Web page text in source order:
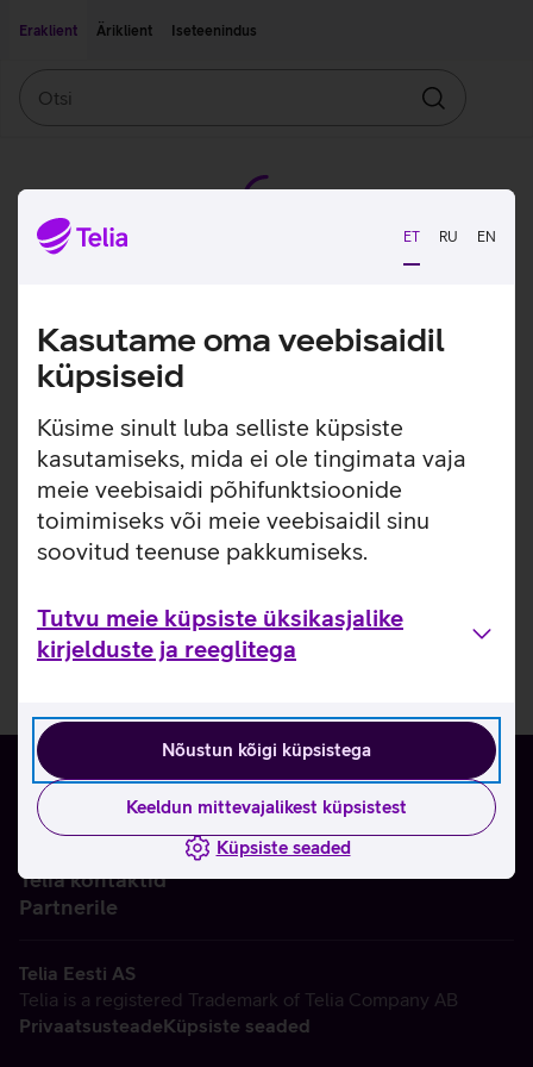
ET RU EN
Kasutame oma veebisaidil
küpsiseid
Küsime sinult luba selliste küpsiste
kasutamiseks, mida ei ole tingimata vaja
meie veebisaidi põhifunktsioonide
toimimiseks või meie veebisaidil sinu
soovitud teenuse pakkumiseks.
Tutvu meie küpsiste üksikasjalike
kirjelduste ja reeglitega
Nõustun kõigi küpsistega
Keeldun mittevajalikest küpsistest
Küpsiste seaded
Eraklient
Äriklient Iseteenindus
Otsin
Telia kontaktid
Partnerile
Telia Eesti AS
Telia is a registered Trademark of Telia Company AB
PrivaatsusteadeKüpsiste seaded